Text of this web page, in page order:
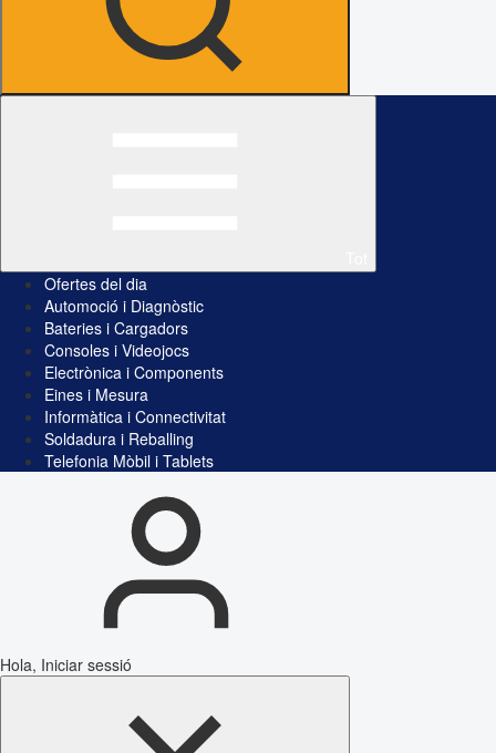
Ofertes del dia
Automoció i Diagnòstic
Bateries i Cargadors
Consoles i Videojocs
Electrònica i Components
Eines i Mesura
Informàtica i Connectivitat
Soldadura i Reballing
Telefonia Mòbil i Tablets
Hola, Iniciar sessió